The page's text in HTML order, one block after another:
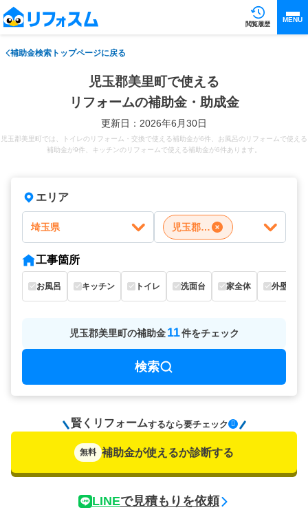
閲覧履歴
MENU
補助金検索トップページに戻る
児玉郡美里町で使える
リフォームの補助金・助成金
更新日：2026年6月30日
児玉郡美里町では、トイレのリフォーム・交換で使える補助金が6件、お風呂のリフォームで使える
補助金が9件、キッチンのリフォームで使える補助金が6件あります。
エリア
埼玉県 児玉郡美里町
工事箇所
お風呂 キッチン トイレ 洗面台 家全体 外壁
児玉郡美里町の補助金 11件をチェック
検索
賢くリフォームするなら要チェック
無料 補助金が使えるか診断する
LINEで見積もりを依頼